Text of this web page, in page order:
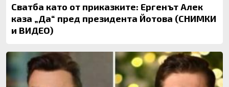
Сватба като от приказките: Ергенът Алек
каза „Да“ пред президента Йотова (СНИМКИ
и ВИДЕО)